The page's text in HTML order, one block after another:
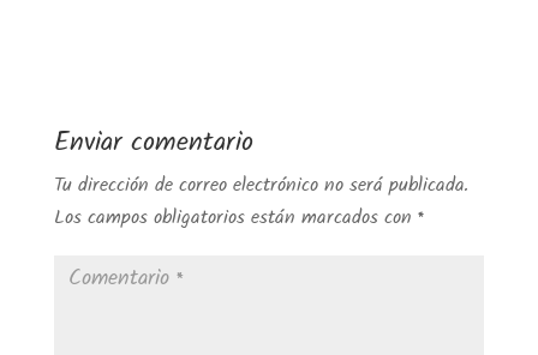
Enviar comentario
Tu dirección de correo electrónico no será publicada.
Los campos obligatorios están marcados con *